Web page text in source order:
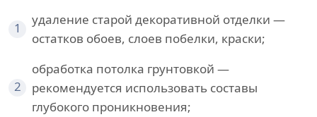
1
удаление старой декоративной отделки —
остатков обоев, слоев побелки, краски;
2
обработка потолка грунтовкой —
рекомендуется использовать составы
глубокого проникновения;